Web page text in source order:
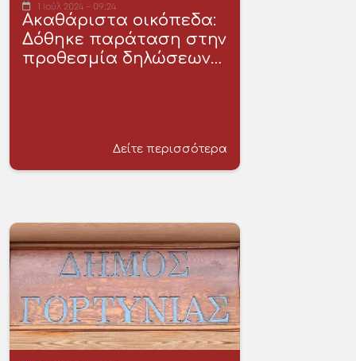
1 Ιούλ 2024 - 09:24
Ακαθάριστα οικόπεδα:
Δόθηκε παράταση στην
προθεσμία δηλώσεων…
Δείτε περισσότερα